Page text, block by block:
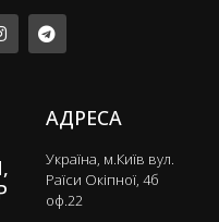
АДРЕСА
Україна, м.Київ вул.
Раїси Окіпної, 4б
оф.22